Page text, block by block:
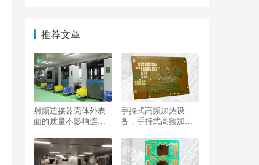
推荐文章
射频连接器壳体外表
面的质量不影响连接
连接器内导体？
手持式高频加热设
备，手持式高频加热